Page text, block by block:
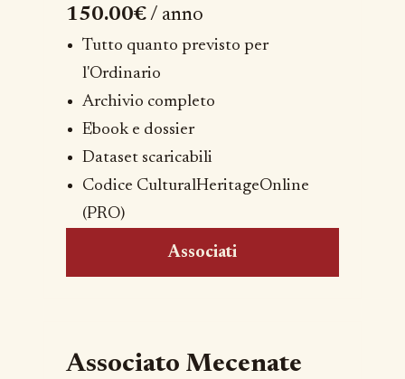
150.00€/ anno
Tutto quanto previsto per
l'Ordinario
Archivio completo
Ebook e dossier
Dataset scaricabili
Codice CulturalHeritageOnline
(PRO)
Associati
Associato Mecenate